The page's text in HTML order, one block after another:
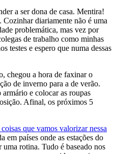
a ser dona de casa. Mentira!
Cozinhar diariamente não é uma
problemática, mas vez por
de trabalho como minhas
testes e espero que numa dessas
chegou a hora de faxinar o
de inverno para a de verão.
armário e colocar as roupas
Afinal, os próximos 5
que vamos valorizar nessa
em países onde as estações do
uma rotina. Tudo é baseado nos